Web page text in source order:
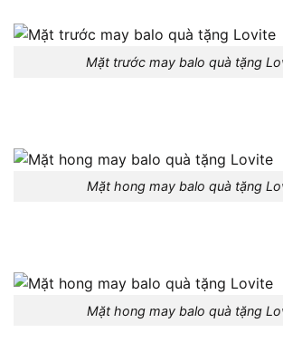
Mặt trước may balo quà tặng
Mặt hong may balo quà tặng
Mặt hong may balo quà tặng